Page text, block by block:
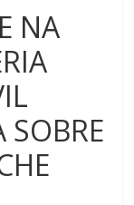
NA
SOBRE